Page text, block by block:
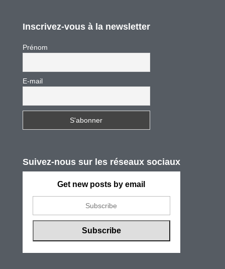
Inscrivez-vous à la newsletter
Prénom
E-mail
Suivez-nous sur les réseaux sociaux
Get new posts by email